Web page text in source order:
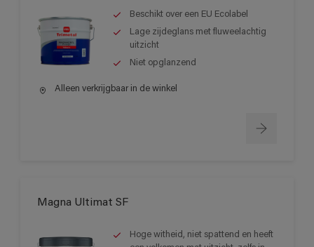
Beschikt over een EU Ecolabel
Lage zijdeglans met fluweelachtig
uitzicht
Niet opglanzend
Alleen verkrijgbaar in de winkel
Magna Ultimat SF
Hoge witheid, niet spattend en heeft